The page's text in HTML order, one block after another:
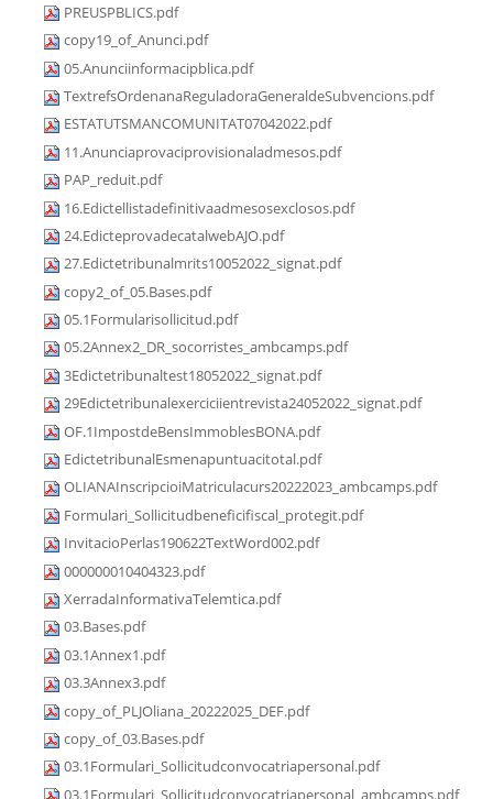
PREUSPBLICS.pdf
copy19_of_Anunci.pdf
05.Anunciinformacipblica.pdf
TextrefsOrdenanaReguladoraGeneraldeSubvencions.pdf
ESTATUTSMANCOMUNITAT07042022.pdf
11.Anunciaprovaciprovisionaladmesos.pdf
PAP_reduit.pdf
16.Edictellistadefinitivaadmesosexclosos.pdf
24.EdicteprovadecatalwebAJO.pdf
27.Edictetribunalmrits10052022_signat.pdf
copy2_of_05.Bases.pdf
05.1Formularisollicitud.pdf
05.2Annex2_DR_socorristes_ambcamps.pdf
3Edictetribunaltest18052022_signat.pdf
29Edictetribunalexerciciientrevista24052022_signat.pdf
OF.1ImpostdeBensImmoblesBONA.pdf
EdictetribunalEsmenapuntuacitotal.pdf
OLIANAInscripcioiMatriculacurs20222023_ambcamps.pdf
Formulari_Sollicitudbeneficifiscal_protegit.pdf
InvitacioPerlas190622TextWord002.pdf
000000010404323.pdf
XerradaInformativaTelemtica.pdf
03.Bases.pdf
03.1Annex1.pdf
03.3Annex3.pdf
copy_of_PLJOliana_20222025_DEF.pdf
copy_of_03.Bases.pdf
03.1Formulari_Sollicitudconvocatriapersonal.pdf
03.1Formulari_Sollicitudconvocatriapersonal_ambcamps.pdf